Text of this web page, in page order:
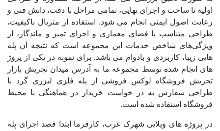
اولیه تا ساخت و اجرای نهایی، تمامی مراحل با دقت، دانش فنی و
رعایت اصول ایمنی انجام می شود. استفاده از متریال باکیفیت،
طراحی متناسب با فضای معماری و اجرای تمیز و ماندگار، از
ویژگی‌های شاخص خدمات این مجموعه است که نتیجه آن پله
هایی زیبا، کاربردی و بادوام می باشد. برای نمونه در یکی از پروژ
های انجام شده توسط مجموعه ما به آدرس میدان تجریش بازار
تجریش فروشگاه لوکس فروشی از پله فلزی لیزری گرد با
طراحی سفارش به در خواست خریدار در هماهنگی با محیط
فروشگاه استفاده شده است.
در پروژه های ویلایی شهرک غرب، کارفرما ابتدا قصد اجرای پله